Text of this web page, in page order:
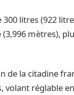
litres (922
mètres),
la citadine
volant réglable